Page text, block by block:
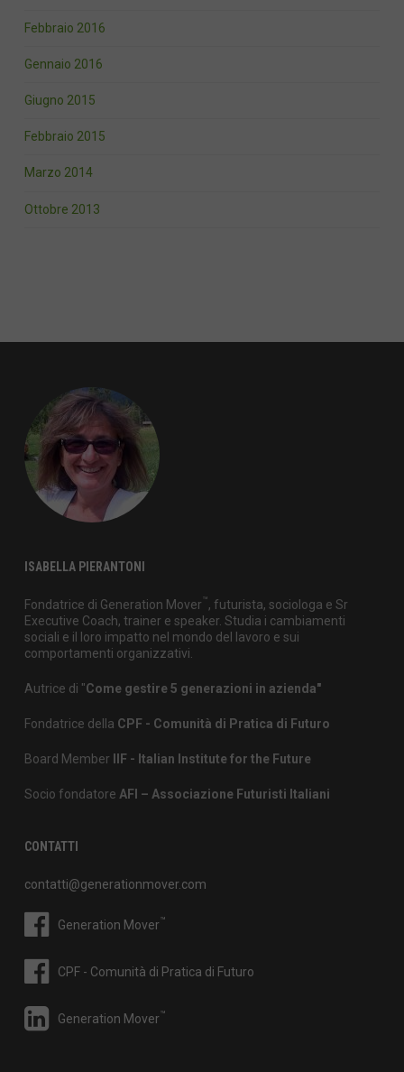
Febbraio 2016
Gennaio 2016
Giugno 2015
Febbraio 2015
Marzo 2014
Ottobre 2013
ISABELLA PIERANTONI
Fondatrice di Generation Mover™, futurista, sociologa e Sr
Executive Coach, trainer e speaker. Studia i cambiamenti
sociali e il loro impatto nel mondo del lavoro e sui
comportamenti organizzativi.
Autrice di "Come gestire 5 generazioni in azienda"
Fondatrice della CPF - Comunità di Pratica di Futuro
Board Member IIF - Italian Institute for the Future
Socio fondatore AFI – Associazione Futuristi Italiani
CONTATTI
contatti@generationmover.com
Generation Mover™
CPF - Comunità di Pratica di Futuro
Generation Mover™